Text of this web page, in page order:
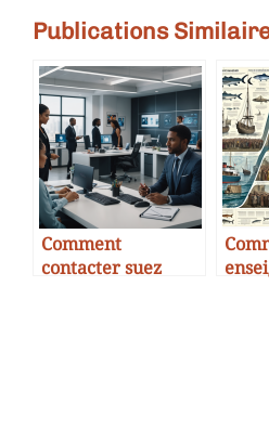
Publications
Comment
contacter suez